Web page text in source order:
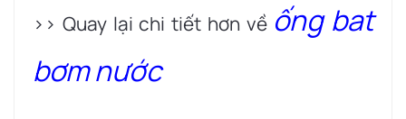
>> Quay lại chi tiết hơn về ống bat
bơm nước